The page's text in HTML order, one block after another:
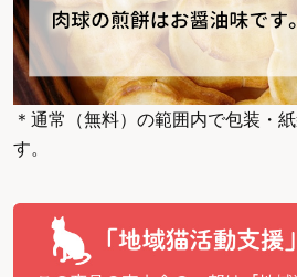
＊通常（無料）の範囲内で包装・
す。